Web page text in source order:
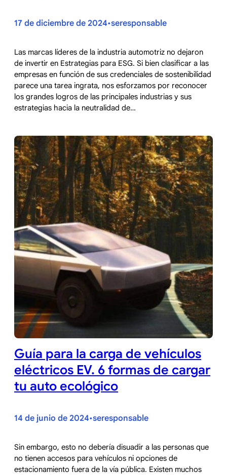
17 de diciembre de 2024•seresponsable
Las marcas líderes de la industria automotriz no dejaron
de invertir en Estrategias para ESG. Si bien clasificar a las
empresas en función de sus credenciales de sostenibilidad
parece una tarea ingrata, nos esforzamos por reconocer
los grandes logros de las principales industrias y sus
estrategias hacia la neutralidad de…
Guía para la carga de vehículos
eléctricos EV. 6 formas de cargar
tu auto ecológico
14 de junio de 2024•seresponsable
Sin embargo, esto no debería disuadir a las personas que
no tienen accesos para vehículos ni opciones de
estacionamiento fuera de la vía pública. Existen muchos